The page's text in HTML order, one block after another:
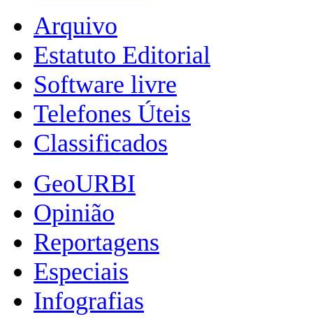
Arquivo
Estatuto Editorial
Software livre
Telefones Úteis
Classificados
GeoURBI
Opinião
Reportagens
Especiais
Infografias